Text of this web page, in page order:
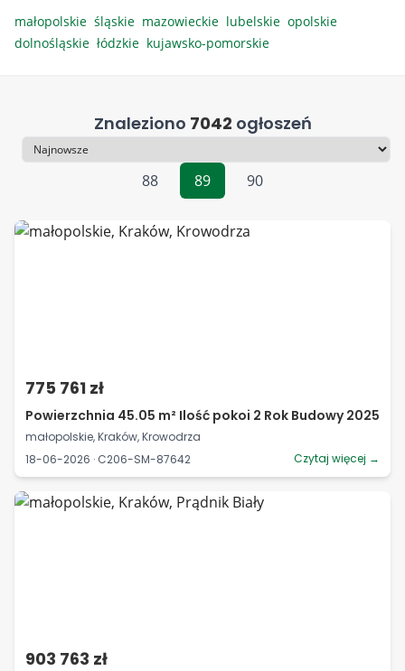
małopolskie śląskie mazowieckie lubelskie opolskie
dolnośląskie łódzkie kujawsko-pomorskie
Znaleziono 7042 ogłoszeń
Sortowanie
88
89 90
775 761 zł
Powierzchnia 45.05 m² Ilość pokoi 2 Rok Budowy 2025
małopolskie, Kraków, Krowodrza
18-06-2026 · C206-SM-87642
Czytaj więcej →
903 763 zł